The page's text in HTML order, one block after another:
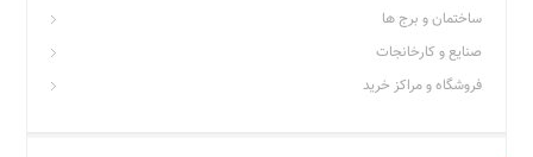
ساختمان و برج ها
صنایع و کارخانجات
فروشگاه و مراکز خرید